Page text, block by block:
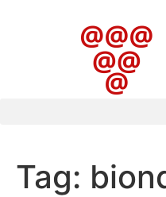
Tag: